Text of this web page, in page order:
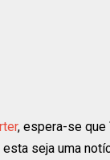
, espera-se que
seja uma